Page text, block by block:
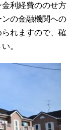
利経費ののせ方
の金融機関への
れますので、確
。